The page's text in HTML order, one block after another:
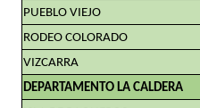
PUEBLO VIEJO
RODEO COLORADO
VIZCARRA
DEPARTAMENTO LA CALDERA